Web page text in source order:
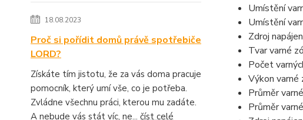
18.08.2023
Proč si pořídit domů právě spotřebiče
LORD?
Získáte tím jistotu, že za vás doma pracuje
pomocník, který umí vše, co je potřeba.
Zvládne všechnu práci, kterou mu zadáte.
A nebude vás stát víc, ne... číst celé
Umístění
Umístění
Zdroj
Tvar varné
Počet
Výkon
Průměr
Průměr